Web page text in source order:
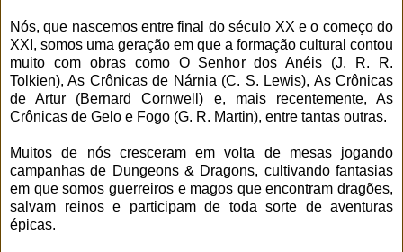
Nós, que nascemos entre final do século XX e o começo do
XXI, somos uma geração em que a formação cultural contou
muito com obras como O Senhor dos Anéis (J. R. R.
Tolkien), As Crônicas de Nárnia (C. S. Lewis), As Crônicas
de Artur (Bernard Cornwell) e, mais recentemente, As
Crônicas de Gelo e Fogo (G. R. Martin), entre tantas outras.
Muitos de nós cresceram em volta de mesas jogando
campanhas de Dungeons & Dragons, cultivando fantasias
em que somos guerreiros e magos que encontram dragões,
salvam reinos e participam de toda sorte de aventuras
épicas.